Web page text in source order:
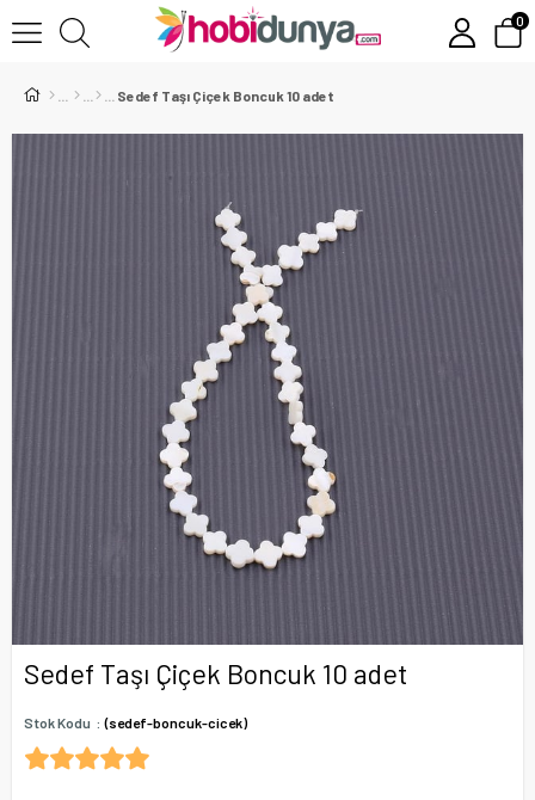
0
Sedef Taşı Çiçek Boncuk 10 adet
Sedef Taşı Çiçek Boncuk 10 adet
Stok Kodu (sedef-boncuk-cicek)